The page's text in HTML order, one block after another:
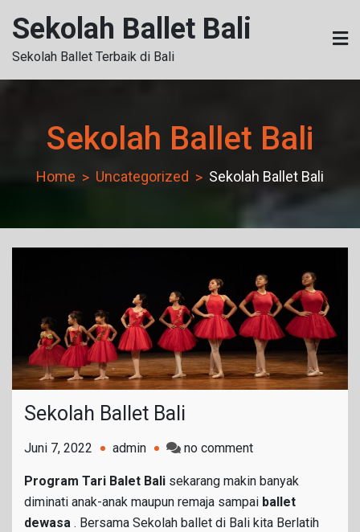
content
Sekolah Ballet Bali
Sekolah Ballet Terbaik di Bali
Sekolah Ballet Bali
Home Uncategorized Sekolah Ballet Bali
Sekolah Ballet Bali
Juni 7, 2022 admin no commenton
Ballet
Bali
Program Tari Balet Bali sekarang makin banyak
diminati anak-anak maupun remaja sampai ballet
dewasa . Bersama Sekolah ballet di Bali kita Berlatih